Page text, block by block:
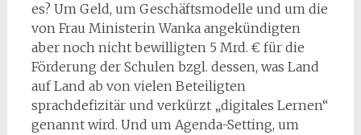
es? Um Geld, um Geschäftsmodelle und um die
von Frau Ministerin Wanka angekündigten
aber noch nicht bewilligten 5 Mrd. € für die
Förderung der Schulen bzgl. dessen, was Land
auf Land ab von vielen Beteiligten
sprachdefizitär und verkürzt „digitales Lernen“
genannt wird. Und um Agenda-Setting, um